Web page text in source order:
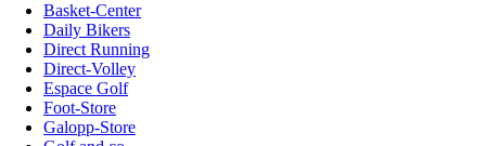
Basket-Center
Daily Bikers
Direct Running
Direct-Volley
Espace Golf
Foot-Store
Galopp-Store